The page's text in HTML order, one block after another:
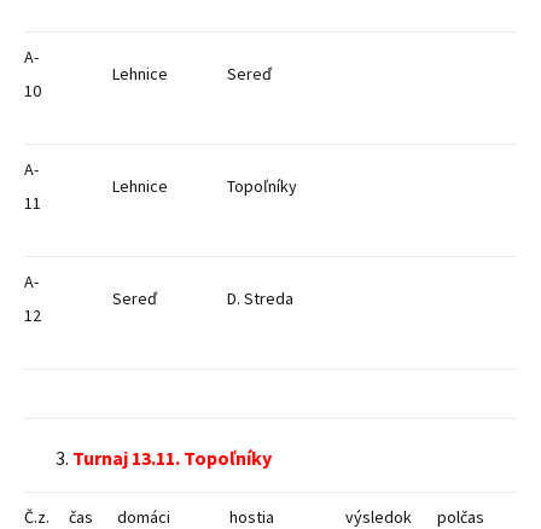
A-
10
Lehnice Sereď
A-
11
Lehnice Topoľníky
A-
12
Sereď D. Streda
Turnaj 13.11. Topoľníky
Č.z. čas domáci hostia výsledok polčas